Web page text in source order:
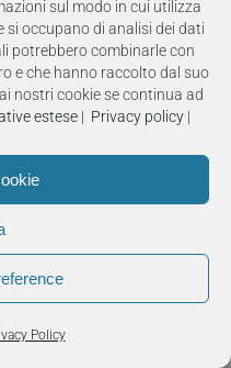
sul modo in cui utilizza
occupano di analisi dei dati
potrebbero combinarle con
e che hanno raccolto dal suo
nostri cookie se continua ad
estese | Privacy policy |
Policy
nostra difesa in sede
prevarrà sempre e
legittimo a
di marketing;
a decisioni
profilazione
sul
compresa la